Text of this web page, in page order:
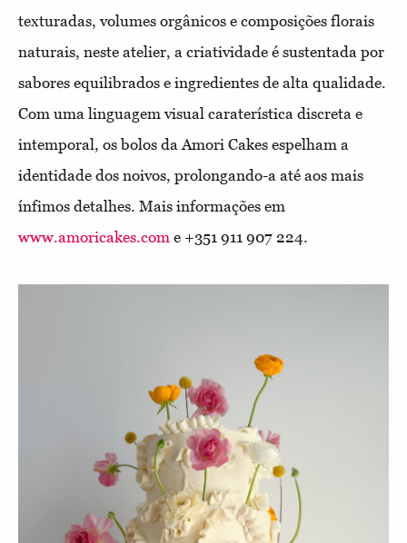
texturadas, volumes orgânicos e composições florais
naturais, neste atelier, a criatividade é sustentada por
sabores equilibrados e ingredientes de alta qualidade.
Com uma linguagem visual caraterística discreta e
intemporal, os bolos da Amori Cakes espelham a
identidade dos noivos, prolongando-a até aos mais
ínfimos detalhes. Mais informações em
www.amoricakes.com e +351 911 907 224.